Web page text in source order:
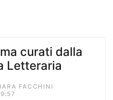
curati dalla
Letteraria
FACCHINI